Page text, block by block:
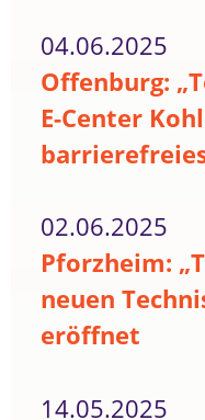
04.06.2025
Offenburg:
E-Center
02.06.2025
Pforzheim:
neuen
eröffnet
14.05.2025